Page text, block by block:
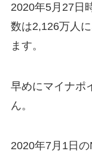
2020年5月27日
数は2,126万人
ます。
早めにマイナポ
ん。
2020年7月1日の